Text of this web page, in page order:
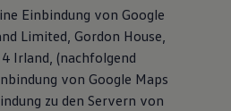
Einbindung von Google
Limited, Gordon House,
Irland, (nachfolgend
von Google Maps
zu den Servern von